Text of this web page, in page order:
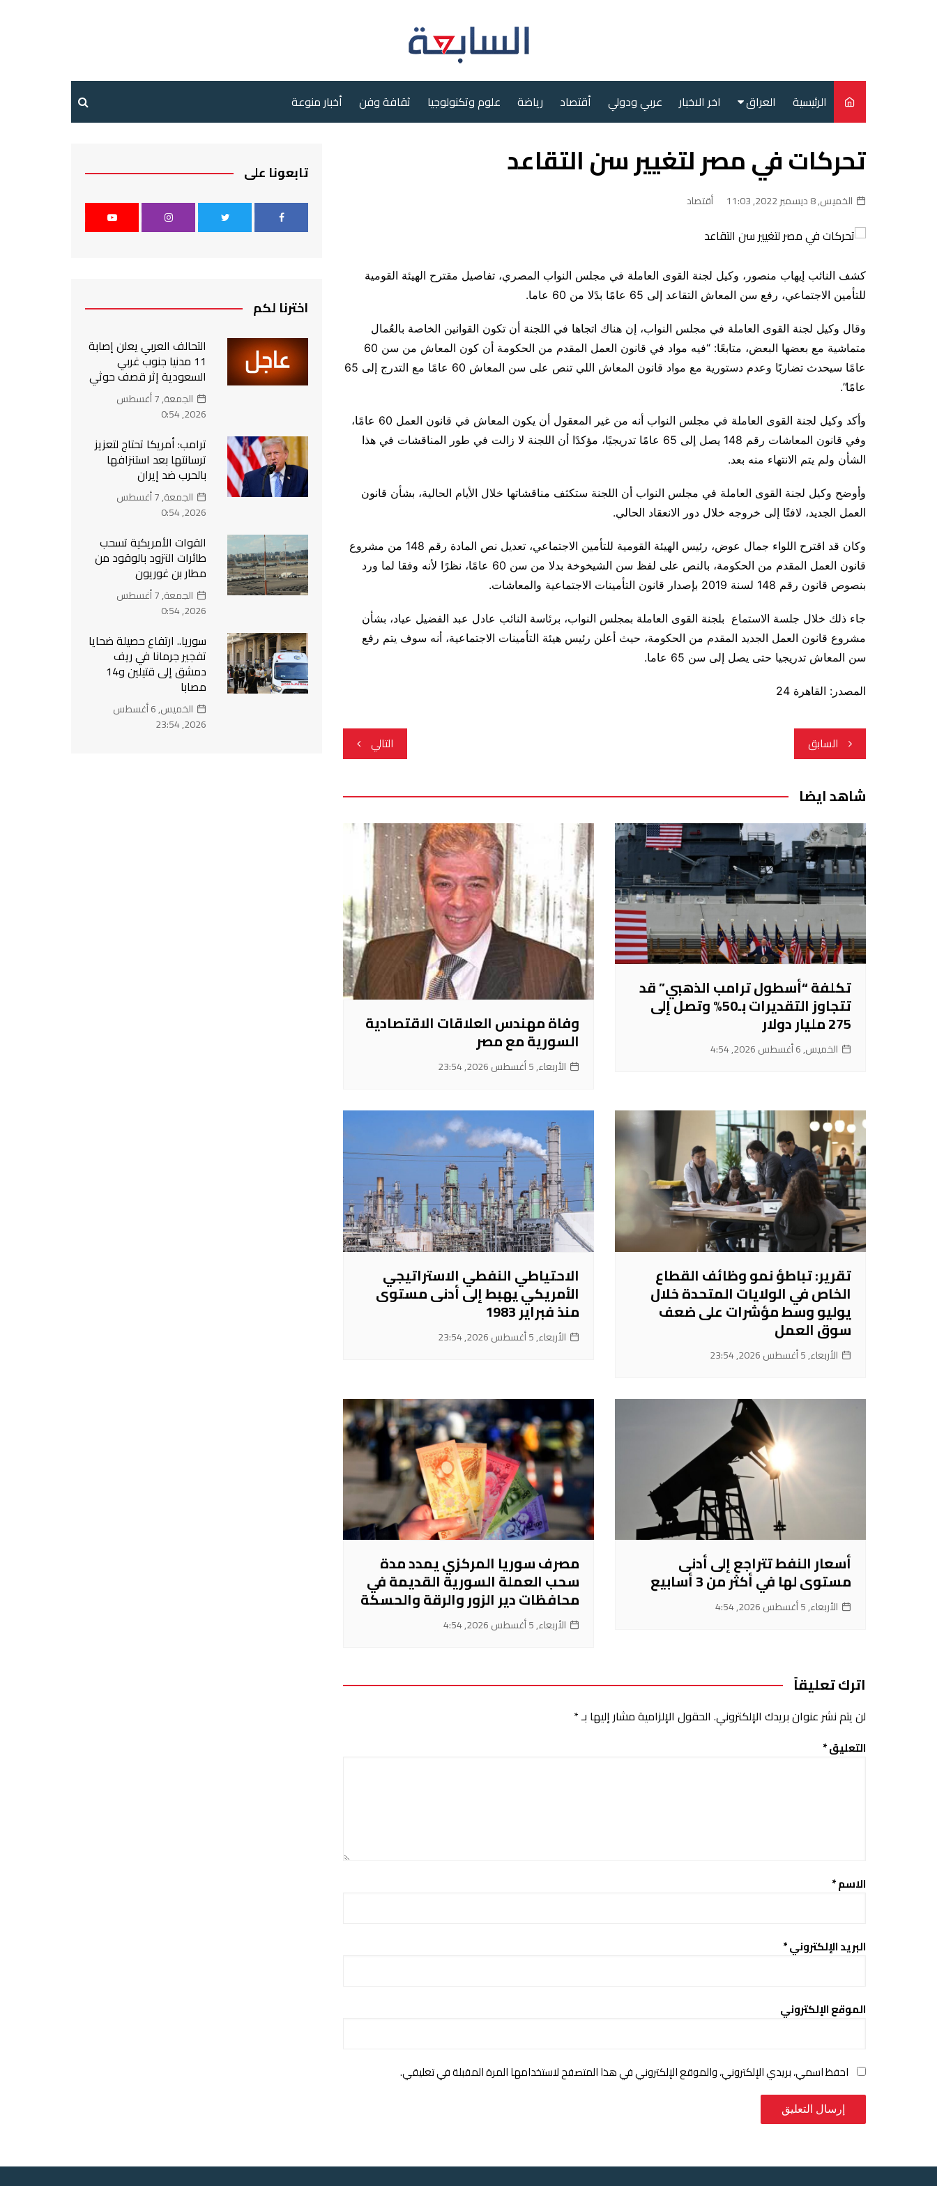
الرئيسية العراق
سياسة
محليات
اخر الاخبار عربي ودولي أقتصاد رياضة علوم وتكنولوجيا ثقافة وفن أخبار منوعة
تحركات في مصر لتغيير سن التقاعد
الخميس, 8 ديسمبر 2022, 11:03 أقتصاد
كشف النائب إيهاب منصور، وكيل لجنة القوى العاملة في مجلس النواب المصري، تفاصيل مقترح الهيئة القومية
للتأمين الاجتماعي، رفع سن المعاش التقاعد إلى 65 عامًا بدًلا من 60 عاما.
وقال وكيل لجنة القوى العاملة في مجلس النواب، إن هناك اتجاها في اللجنة أن تكون القوانين الخاصة بالعُمال
متماشية مع بعضها البعض، متابعًا: “فيه مواد في قانون العمل المقدم من الحكومة أن كون المعاش من سن 60
عامًا سيحدث تضاربًا وعدم دستورية مع مواد قانون المعاش اللي تنص على سن المعاش 60 عامًا مع التدرج إلى 65
عامًا”.
وأكد وكيل لجنة القوى العاملة في مجلس النواب أنه من غير المعقول أن يكون المعاش في قانون العمل 60 عامًا،
وفي قانون المعاشات رقم 148 يصل إلى 65 عامًا تدريجيًا، مؤكدًا أن اللجنة لا زالت في طور المناقشات في هذا
الشأن ولم يتم الانتهاء منه بعد.
وأوضح وكيل لجنة القوى العاملة في مجلس النواب أن اللجنة ستكثف مناقشاتها خلال الأيام الحالية، بشأن قانون
العمل الجديد، لافتًا إلى خروجه خلال دور الانعقاد الحالي.
وكان قد اقترح اللواء جمال عوض، رئيس الهيئة القومية للتأمين الاجتماعي، تعديل نص المادة رقم 148 من مشروع
قانون العمل المقدم من الحكومة، بالنص على لفظ سن الشيخوخة بدلا من سن 60 عامًا، نظرًا لأنه وفقا لما ورد
بنصوص قانون رقم 148 لسنة 2019 بإصدار قانون التأمينات الاجتماعية والمعاشات.
جاء ذلك خلال جلسة الاستماع بلجنة القوى العاملة بمجلس النواب، برئاسة النائب عادل عبد الفضيل عياد، بشأن
مشروع قانون العمل الجديد المقدم من الحكومة، حيث أعلن رئيس هيئة التأمينات الاجتماعية، أنه سوف يتم رفع
سن المعاش تدريجيا حتى يصل إلى سن 65 عاما.
المصدر: القاهرة 24
تصفّح
المقالات
السابق التالي
شاهد ايضا
تكلفة “أسطول ترامب الذهبي” قد
تتجاوز التقديرات بـ50% وتصل إلى
275 مليار دولار
الخميس, 6 أغسطس 2026, 4:54
وفاة مهندس العلاقات الاقتصادية
السورية مع مصر
الأربعاء, 5 أغسطس 2026, 23:54
تقرير: تباطؤ نمو وظائف القطاع
الخاص في الولايات المتحدة خلال
يوليو وسط مؤشرات على ضعف
سوق العمل
الأربعاء, 5 أغسطس 2026, 23:54
الاحتياطي النفطي الاستراتيجي
الأمريكي يهبط إلى أدنى مستوى
منذ فبراير 1983
الأربعاء, 5 أغسطس 2026, 23:54
أسعار النفط تتراجع إلى أدنى
مستوى لها في أكثر من 3 أسابيع
الأربعاء, 5 أغسطس 2026, 4:54
مصرف سوريا المركزي يمدد مدة
سحب العملة السورية القديمة في
محافظات دير الزور والرقة والحسكة
الأربعاء, 5 أغسطس 2026, 4:54
اترك تعليقاً
لن يتم نشر عنوان بريدك الإلكتروني. الحقول الإلزامية مشار إليها بـ*
التعليق*
الاسم*
البريد الإلكتروني*
الموقع الإلكتروني
احفظ اسمي، بريدي الإلكتروني، والموقع الإلكتروني في هذا المتصفح لاستخدامها المرة المقبلة في تعليقي.
تابعونا على
اخترنا لكم
التحالف العربي يعلن إصابة
11 مدنيا جنوب غربي
السعودية إثر قصف حوثي
الجمعة, 7 أغسطس
2026, 0:54
ترامب: أمريكا تحتاج لتعزيز
ترسانتها بعد استنزافها
بالحرب ضد إيران
الجمعة, 7 أغسطس
2026, 0:54
القوات الأمريكية تسحب
طائرات التزود بالوقود من
مطار بن غوريون
الجمعة, 7 أغسطس
2026, 0:54
سوريا.. ارتفاع حصيلة ضحايا
تفجير جرمانا في ريف
دمشق إلى قتيلين و14
مصابا
الخميس, 6 أغسطس
2026, 23:54